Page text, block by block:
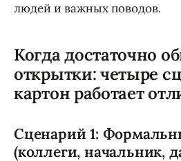
людей и важных поводов.
Когда достаточно
открытки: четыре
картон работает
Сценарий 1:
(коллеги, начальник,